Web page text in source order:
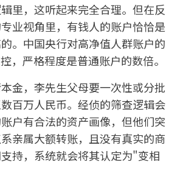
里，这听起来完全合理。但在反
业视角里，有钱人的账户恰恰是
。中国央行对高净值人群账户的
，严格程度是普通账户的数倍。
金，李先生父母要一次性或分批
百万人民币。经侦的筛查逻辑会
户有合法的资产画像，但他们突
亲属大额转账，且没有真实的商
持，系统就会将其认定为"变相